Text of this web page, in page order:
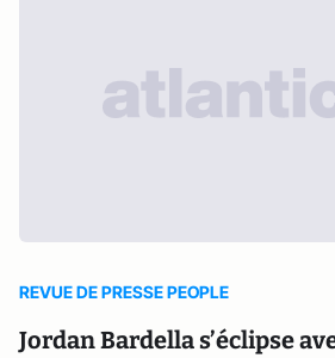
REVUE DE PRESSE PEOPLE
Jordan Bardella s’éclipse